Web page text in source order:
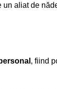
aliat de
, fiind